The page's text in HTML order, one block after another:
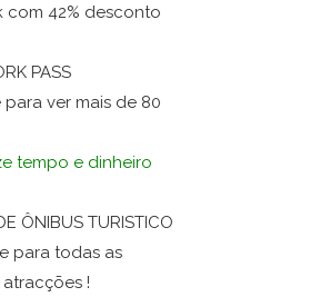
com 42% desconto
PASS
para ver mais de 80
tempo e dinheiro
ÔNIBUS TURISTICO
para todas as
!